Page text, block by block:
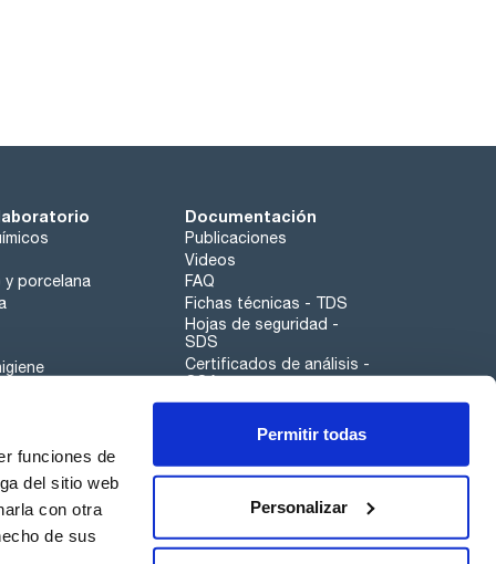
funciones de
del sitio web
con otra
de sus
Permitir todas
Personalizar
y porcelana
Documentación
Publicaciones
Videos
FAQ
Fichas técnicas - TDS
Hojas de seguridad -
SDS
Certificados de análisis -
COA
Aplicaciones
Canal de denuncias